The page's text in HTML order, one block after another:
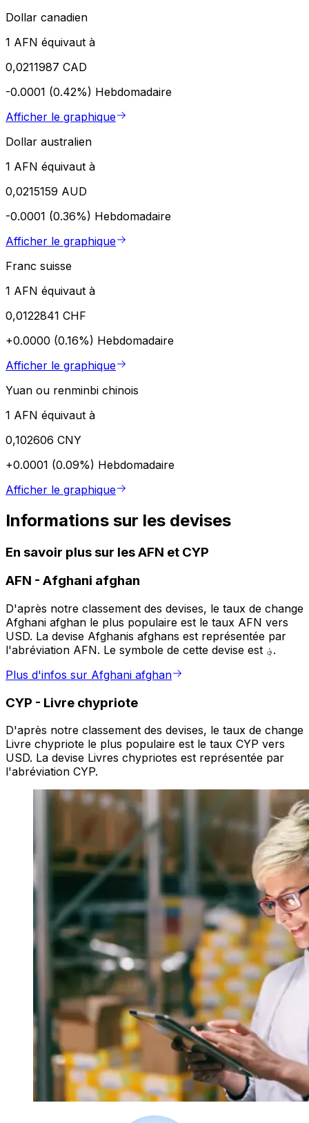
Dollar canadien
1 AFN équivaut à
0,0211987 CAD
-0.0001 (0.42%) Hebdomadaire
Afficher le graphique
Dollar australien
1 AFN équivaut à
0,0215159 AUD
-0.0001 (0.36%) Hebdomadaire
Afficher le graphique
Franc suisse
1 AFN équivaut à
0,0122841 CHF
+0.0000 (0.16%) Hebdomadaire
Afficher le graphique
Yuan ou renminbi chinois
1 AFN équivaut à
0,102606 CNY
+0.0001 (0.09%) Hebdomadaire
Afficher le graphique
Informations sur les devises
En savoir plus sur les AFN et CYP
AFN - Afghani afghan
D'après notre classement des devises, le taux de change
Afghani afghan le plus populaire est le taux AFN vers
USD. La devise Afghanis afghans est représentée par
l'abréviation AFN. Le symbole de cette devise est ؋.
Plus d'infos sur Afghani afghan
CYP - Livre chypriote
D'après notre classement des devises, le taux de change
Livre chypriote le plus populaire est le taux CYP vers
USD. La devise Livres chypriotes est représentée par
l'abréviation CYP.